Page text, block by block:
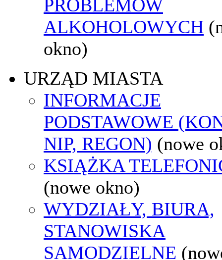
PROBLEMÓW
ALKOHOLOWYCH
okno)
URZĄD MIASTA
INFORMACJE
PODSTAWOWE
NIP, REGON) (nowe
KSIĄŻKA
(nowe okno)
WYDZIAŁY, BIURA,
STANOWISKA
SAMODZIELNE